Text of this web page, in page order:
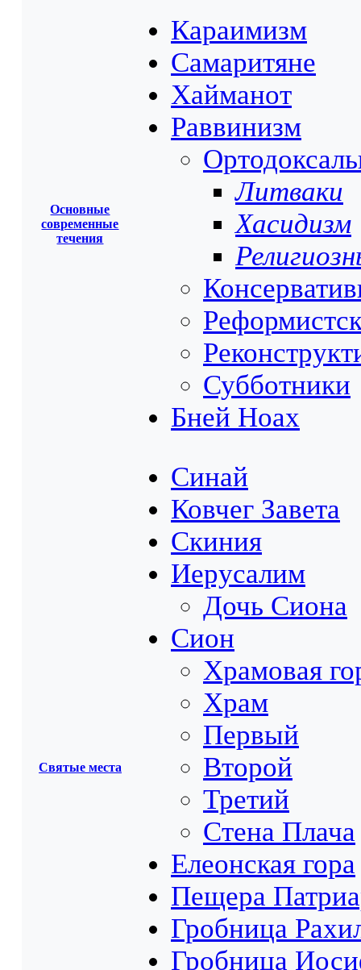
Основные
современные
течения
Караимизм
Самаритяне
Хайманот
Раввинизм
Литваки
Хасидизм
Субботники
Бней Ноах
Святые места
Синай
Ковчег Завета
Скиния
Иерусалим
Дочь Сиона
Сион
Храмовая
Храм
Первый
Второй
Третий
Стена Плача
Елеонская гора
Пещера
Гробница
Гробница